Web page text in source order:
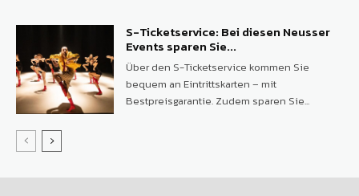
S-Ticketservice: Bei diesen Neusser
Events sparen Sie...
Über den S-Ticketservice kommen Sie
bequem an Eintrittskarten – mit
Bestpreisgarantie. Zudem sparen Sie...